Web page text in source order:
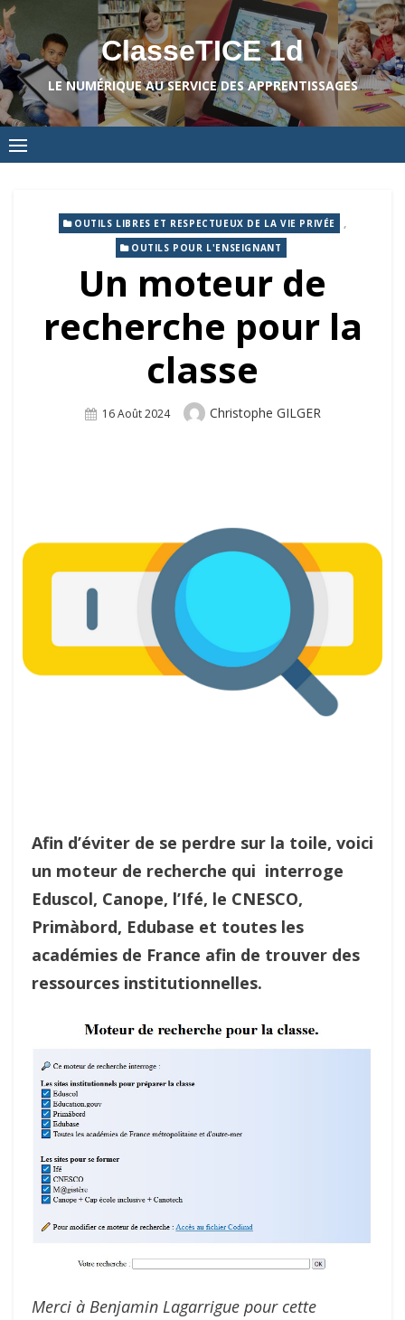
Skip
to
content
ClasseTICE 1d
LE NUMÉRIQUE AU SERVICE DES APPRENTISSAGES
OUTILS LIBRES ET RESPECTUEUX DE LA VIE PRIVÉE ,
OUTILS POUR L'ENSEIGNANT
Un moteur de
recherche pour la
classe
Posted
16 Août 2024 Author
Christophe GILGER
Afin d’éviter de se perdre sur la toile, voici
un moteur de recherche qui interroge
Eduscol, Canope, l’Ifé, le CNESCO,
Primàbord, Edubase et toutes les
académies de France afin de trouver des
ressources institutionnelles.
Merci à Benjamin Lagarrigue pour cette